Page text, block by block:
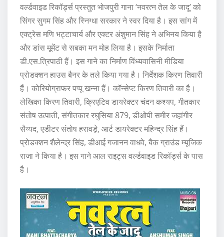
वर्ल्डवाइड रिकॉर्ड्स प्रस्तुत भोजपुरी गाना ‘नवरत्न तेल के जादू’ को
सिंगर सुगम सिंह और स्निग्धा सरकार ने स्वर दिया है। इस सांग में
एक्ट्रेस मणि भट्टाचार्य और एक्टर अंशुमान सिंह ने अभिनय किया है
और डांस मूमेंट से सबका मन मोह लिया है। इसके निर्माता
डी.एस.त्रिपाठी हैं। इस गाने का निर्माण विंध्यवासिनी मीडिया
प्रोडक्शन हाउस बैनर के तले किया गया है। निर्देशक किरण तिवारी
हैं। कोरियोग्राफर पप्पू खन्ना हैं। कॉन्सेप्ट किरण तिवारी का है।
लेखिका किरण तिवारी, क्रिएटिव डायरेक्टर चंदन कश्यप, गीतकार
संतोष उत्पाती, संगीतकार रघुसिया 879, डीओपी समीर जहांगीर
सैय्यद, एडीटर संतोष हरावड़े, आर्ट डायरेक्टर महिन्द्र सिंह हैं।
प्रोडक्शन शैलेन्द्र सिंह, डीआई गजानन वाधवे, बैक ग्राउंड म्यूजिक
राजा ने किया है। इस गाने आल राइट्स वर्ल्डवाइड रिकॉर्ड्स के पास
है।